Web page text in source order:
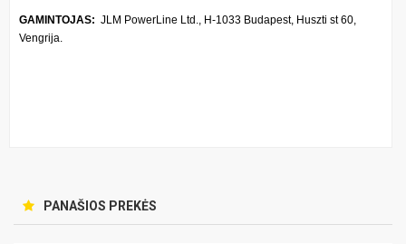
GAMINTOJAS: JLM PowerLine Ltd., H-1033 Budapest, Huszti st 60,
Vengrija.
PANAŠIOS PREKĖS